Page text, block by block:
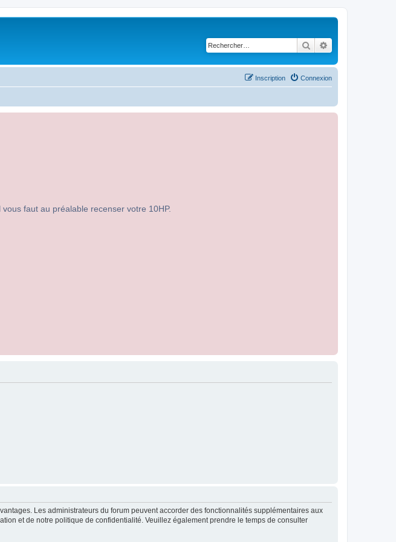
Rechercher
Connexion
Inscription
faut au préalable recenser votre 10HP.
Les administrateurs du forum peuvent accorder des fonctionnalités supplémentaires aux
et de notre politique de confidentialité. Veuillez également prendre le temps de consulter